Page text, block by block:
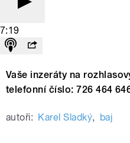
7:19
Vaše inzeráty na
telefonní číslo: 726 464
autoři: Karel Sladký, baj